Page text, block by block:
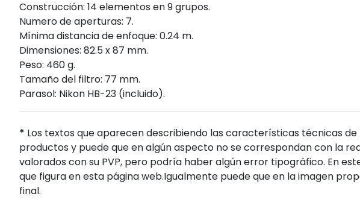
Construcción: 14 elementos en 9 grupos.
Numero de aperturas: 7.
Mínima distancia de enfoque: 0.24 m.
Dimensiones: 82.5 x 87 mm.
Peso: 460 g.
Tamaño del filtro: 77 mm.
Parasol: Nikon HB-23 (incluido).
* Los textos que aparecen describiendo las características técnicas
productos y puede que en algún aspecto no se correspondan con la
valorados con su PVP, pero podría haber algún error tipográfico. En
que figura en esta página web.Igualmente puede que en la imagen
final.